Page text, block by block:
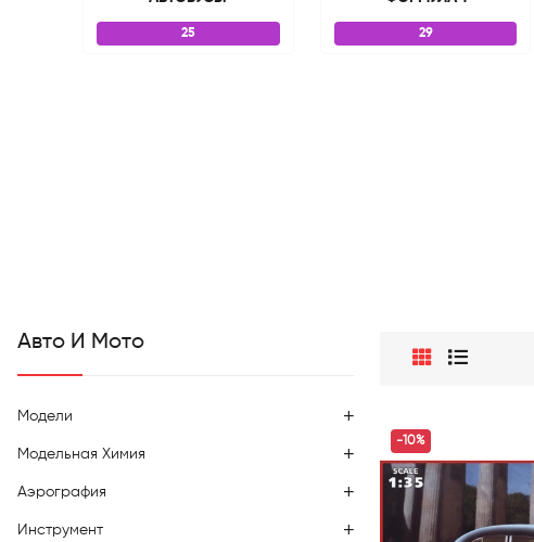
25 29
-10%
Авто И Мото
Модели
Модельная Химия
Аэрография
Инструмент